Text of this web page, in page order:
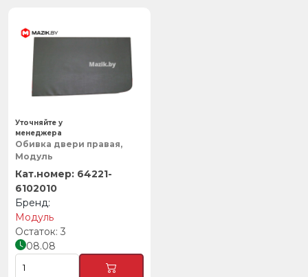
Обивка двери правая,
Модуль
64221-
6102010
Модуль
3
08.08
Уточняйте у
менеджера